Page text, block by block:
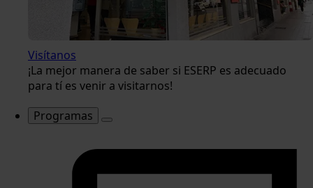
Visítanos
¡La mejor manera de saber si ESERP es adecuado
para tí es venir a visitarnos!
Programas